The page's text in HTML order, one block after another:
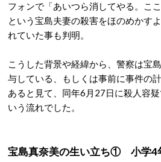
フォンで「あいつら消してやる。こ
という宝島夫妻の殺害をほのめかす
れていた事も判明。
こうした背景や経緯から、警察は宝
与している、もしくは事前に事件の
あると見て、同年6月27日に殺人容
いう流れでした。
宝島真奈美の生い立ち① 小学4